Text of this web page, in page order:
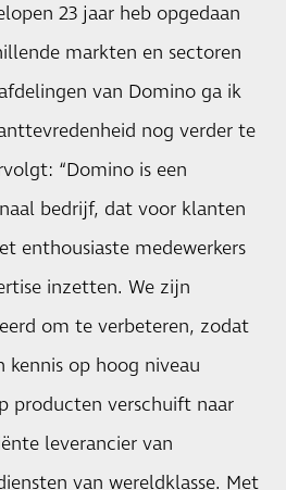
23 jaar heb opgedaan
markten en sectoren
van Domino ga ik
nog verder te
“Domino is een
bedrijf, dat voor klanten
enthousiaste medewerkers
inzetten. We zijn
om te verbeteren, zodat
kennis op hoog niveau
producten verschuift naar
leverancier van
van wereldklasse. Met